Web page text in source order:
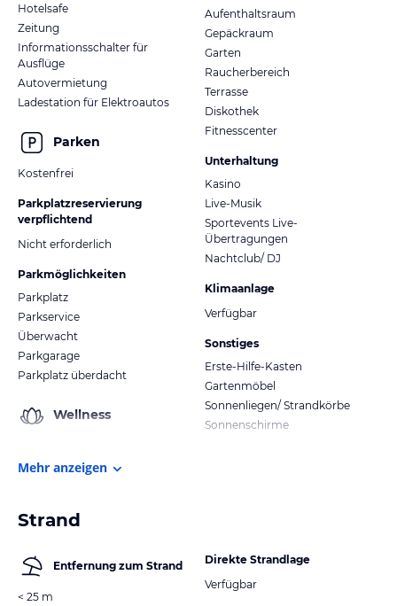
Hotelsafe
Zeitung
Informationsschalter für
Ausflüge
Autovermietung
Ladestation für Elektroautos
Parken
Kostenfrei
Parkplatzreservierung
verpflichtend
Nicht erforderlich
Parkmöglichkeiten
Parkplatz
Parkservice
Überwacht
Parkgarage
Parkplatz überdacht
Wellness
Aufenthaltsraum
Gepäckraum
Garten
Raucherbereich
Terrasse
Diskothek
Fitnesscenter
Unterhaltung
Kasino
Live-Musik
Sportevents Live-
Übertragungen
Nachtclub/ DJ
Klimaanlage
Verfügbar
Sonstiges
Erste-Hilfe-Kasten
Gartenmöbel
Sonnenliegen/ Strandkörbe
Sonnenschirme
Mehr anzeigen
Strand
Entfernung zum Strand
< 25 m
Direkte Strandlage
Verfügbar